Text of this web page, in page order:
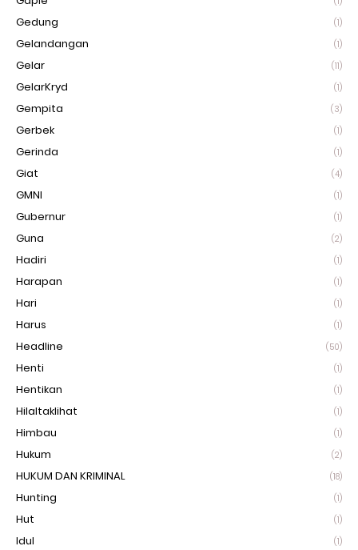
Gedung (1)
Gelandangan (1)
Gelar (11)
GelarKryd (1)
Gempita (3)
Gerbek (1)
Gerinda (1)
Giat (4)
GMNI (1)
Gubernur (1)
Guna (2)
Hadiri (1)
Harapan (1)
Hari (1)
Harus (1)
Headline (50)
Henti (1)
Hentikan (1)
Hilaltaklihat (1)
Himbau (1)
Hukum (2)
HUKUM DAN KRIMINAL (18)
Hunting (1)
Hut (1)
Idul (1)